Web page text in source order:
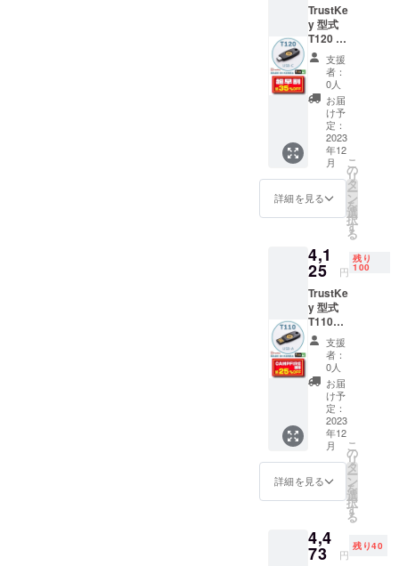
TrustKe
y 型式
T120 超
早割
35％OF
販売予
定価格
6,300円
税送料
込み
支援
者：
0人
お届
け予
定：
2023
年12
月
詳細を見る
こ
の
リ
タ
ー
ン
を
選
択
す
る
4,1
25 円
残り
100
TrustKe
y 型式
T110
CAMPF
IRE割
25％OF
F 一般
販売予
定価格
5,500円
税送料
込み
支援
者：
0人
お届
け予
定：
2023
年12
月
詳細を見る
こ
の
リ
タ
ー
ン
を
選
択
す
る
4,4
73 円
残り40